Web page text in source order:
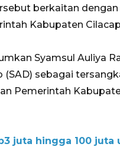
berkaitan
Kabupaten
Syamsul Auliya
sebagai
Pemerintah
juta hingga 100
9 Juli